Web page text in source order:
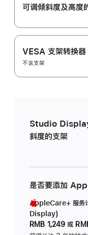
可调倾斜度及高‍度
VESA 支架转换器
不含支架
Studio Display
斜度的支架
是否要添加
AppleCare+ 服务
Display)
RMB 1,249 或